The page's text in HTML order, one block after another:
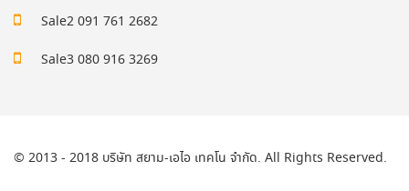
Sale2 091 761 2682
Sale3 080 916 3269
© 2013 - 2018 บริษัท สยาม-เอไอ เทคโน จำกัด. All Rights Reserved.